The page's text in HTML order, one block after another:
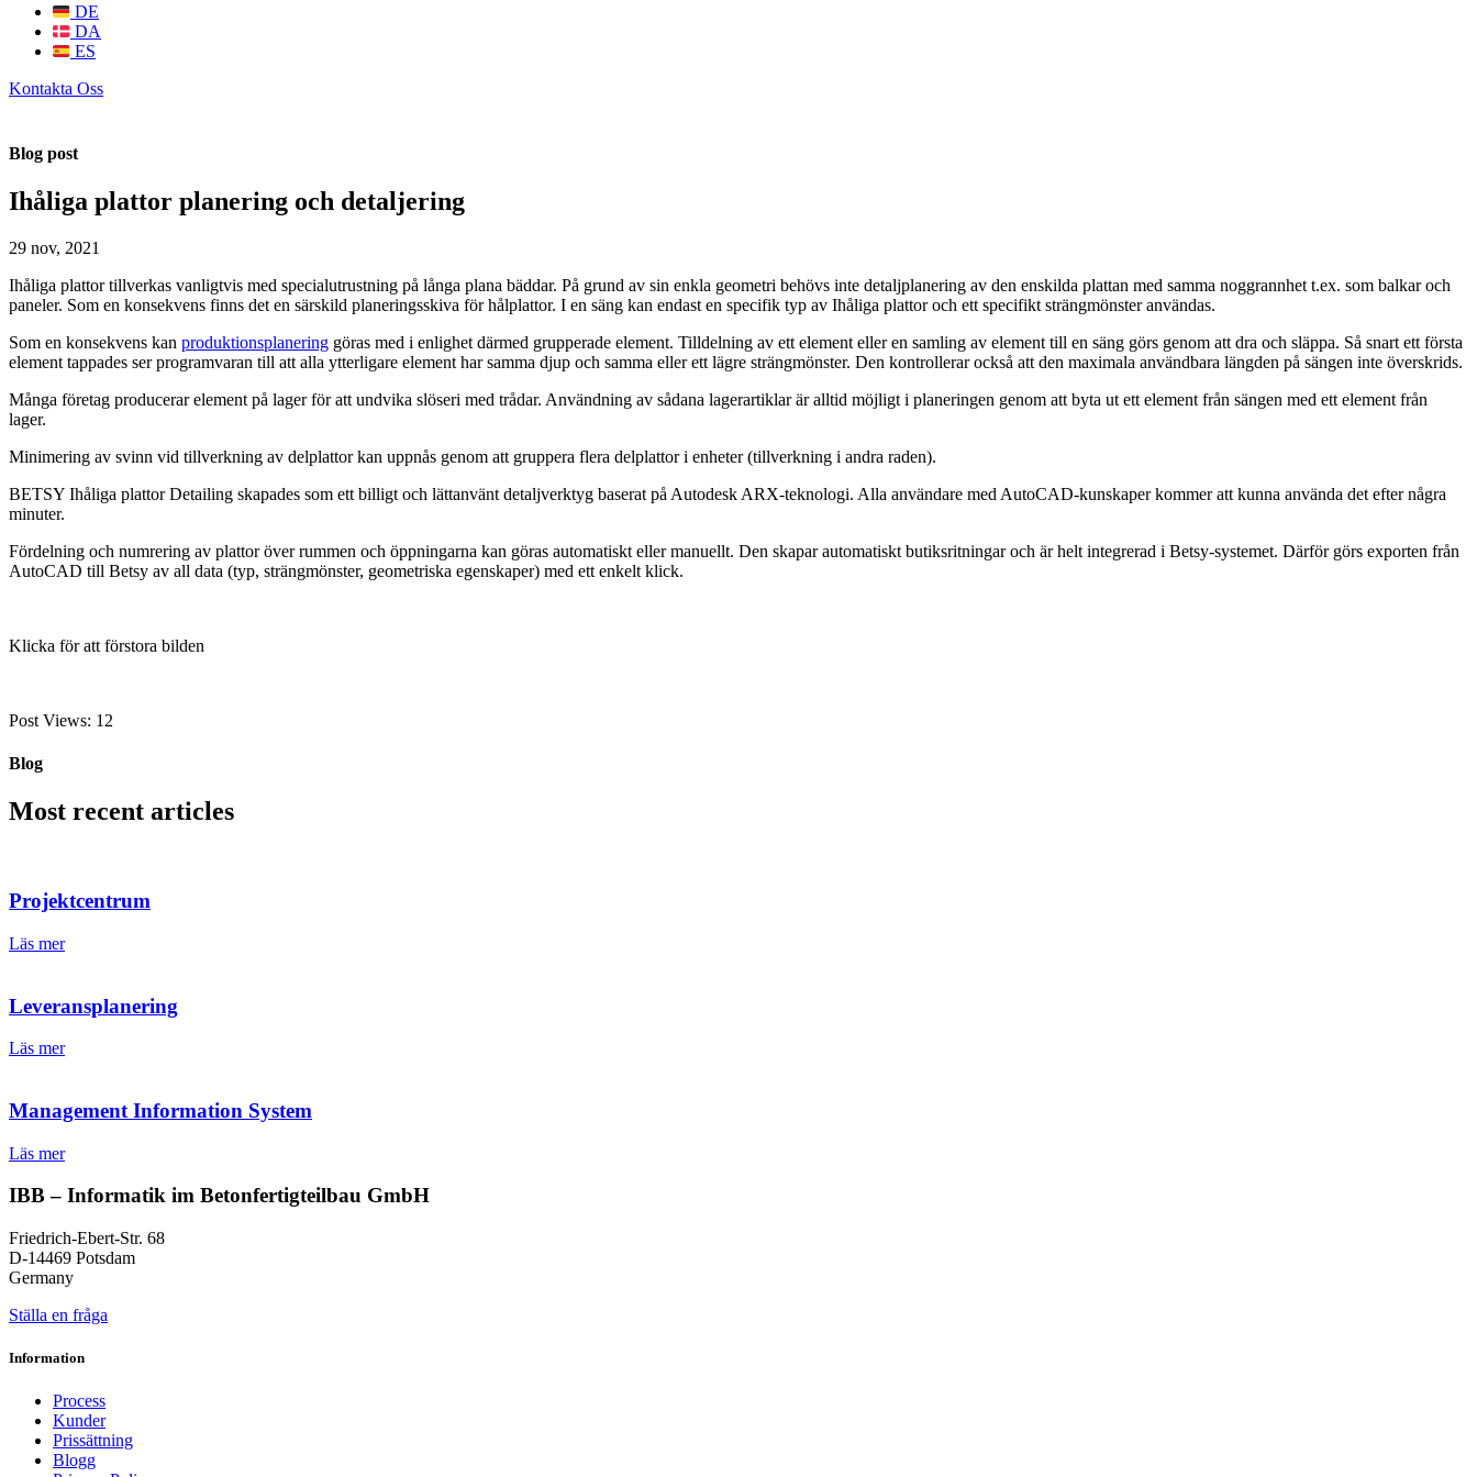
DE
DA
ES
Kontakta Oss
Blog post
Ihåliga plattor planering och detaljering
29 nov, 2021
Ihåliga plattor tillverkas vanligtvis med specialutrustning på långa plana bäddar. På grund av sin enkla geometri behövs inte detaljplanering av den enskilda plattan med samma noggrannhet t.ex. som balkar och
paneler. Som en konsekvens finns det en särskild planeringsskiva för hålplattor. I en säng kan endast en specifik typ av Ihåliga plattor och ett specifikt strängmönster användas.
Som en konsekvens kan produktionsplanering göras med i enlighet därmed grupperade element. Tilldelning av ett element eller en samling av element till en säng görs genom att dra och släppa. Så snart ett första
element tappades ser programvaran till att alla ytterligare element har samma djup och samma eller ett lägre strängmönster. Den kontrollerar också att den maximala användbara längden på sängen inte överskrids.
Många företag producerar element på lager för att undvika slöseri med trådar. Användning av sådana lagerartiklar är alltid möjligt i planeringen genom att byta ut ett element från sängen med ett element från
lager.
Minimering av svinn vid tillverkning av delplattor kan uppnås genom att gruppera flera delplattor i enheter (tillverkning i andra raden).
BETSY Ihåliga plattor Detailing skapades som ett billigt och lättanvänt detaljverktyg baserat på Autodesk ARX-teknologi. Alla användare med AutoCAD-kunskaper kommer att kunna använda det efter några
minuter.
Fördelning och numrering av plattor över rummen och öppningarna kan göras automatiskt eller manuellt. Den skapar automatiskt butiksritningar och är helt integrerad i Betsy-systemet. Därför görs exporten från
AutoCAD till Betsy av all data (typ, strängmönster, geometriska egenskaper) med ett enkelt klick.
Klicka för att förstora bilden
Post Views: 12
Blog
Most recent articles
Projektcentrum
Läs mer
Leveransplanering
Läs mer
Management Information System
Läs mer
IBB – Informatik im Betonfertigteilbau GmbH
Friedrich-Ebert-Str. 68
D-14469 Potsdam
Germany
Ställa en fråga
Information
Process
Kunder
Prissättning
Blogg